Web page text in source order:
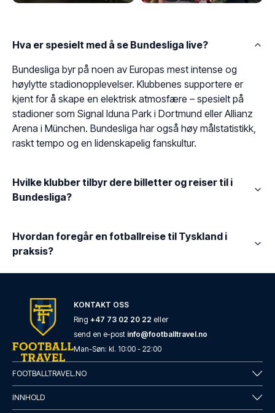
Hva er spesielt med å se Bundesliga live?
Bundesliga byr på noen av Europas mest intense og
høylytte stadionopplevelser. Klubbenes supportere er
kjent for å skape en elektrisk atmosfære – spesielt på
stadioner som Signal Iduna Park i Dortmund eller Allianz
Arena i München. Bundesliga har også høy målstatistikk,
raskt tempo og en lidenskapelig fanskultur.
Hvilke klubber tilbyr dere billetter og reiser til i
Bundesliga?
Hvordan foregår en fotballreise til Tyskland i
praksis?
KONTAKT OSS
Ring +47 73 02 20 22 eller
send en e-post info@footballtravel.no
Man-Søn: kl. 10:00 - 22:00
FOOTBALLTRAVEL.NO
INNHOLD